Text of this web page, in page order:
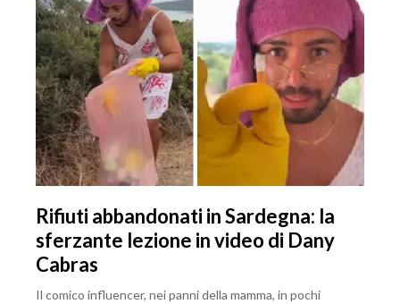
Rifiuti abbandonati in Sardegna: la
sferzante lezione in video di Dany
Cabras
Il comico influencer, nei panni della mamma, in pochi